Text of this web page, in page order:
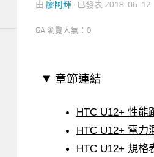
由 廖阿輝 · 已發表 2018-06-12
GA 瀏覽人氣：0
章節連結
HTC U12+ 性能
HTC U12+ 電力
HTC U12+ 規格